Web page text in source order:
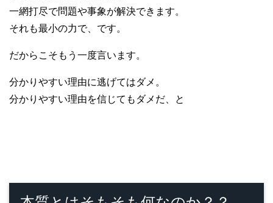
一網打尽で問題や事象が解決できます。
それも最小の力で、です。
だからこそもう一度言います。
分かりやすい理由に逃げてはダメ。
分かりやすい理由を信じてもダメだ、と